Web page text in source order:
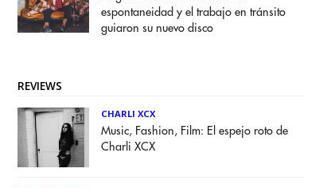
espontaneidad y el trabajo en tránsito
guiaron su nuevo disco
REVIEWS
CHARLI XCX
Music, Fashion, Film: El espejo roto de
Charli XCX